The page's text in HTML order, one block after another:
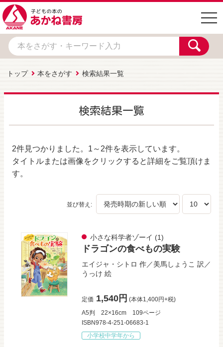
トップ 本をさがす 検索結果一覧
検索結果一覧
2件見つかりました。 1～2件を表示しています。
タイトルまたは画像をクリックすると詳細をご覧頂けま
す。
並び替え:
小さな科学者ゾーイ (1)
ドラゴンの食べもの実験
エイジャ・シトロ 作／美馬しょうこ 訳／
うっけ 絵
定価 1,540円 (本体1,400円+税)
A5判
22×16cm
109ページ
ISBN978-4-251-06683-1
小学校中学年から